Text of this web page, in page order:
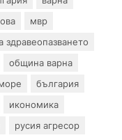
мвр
здравеопазването
община варна
българия
икономика
русия агресор